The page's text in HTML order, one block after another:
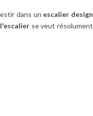
dans un escalier design
l'escalier se veut résolument